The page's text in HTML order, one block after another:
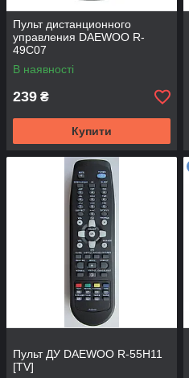
Пульт дистанционного
управления DAEWOO R-
49C07
В наявності
239 ₴
Купити
Пульт ДУ DAEWOO R-55H11
[TV]